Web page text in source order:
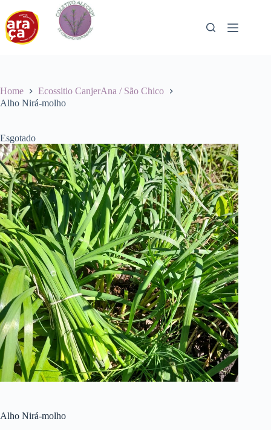
para
conteúdo
Home
Ecossitio CanjerAna / São Chico
Alho Nirá-molho
Esgotado
Alho Nirá-molho